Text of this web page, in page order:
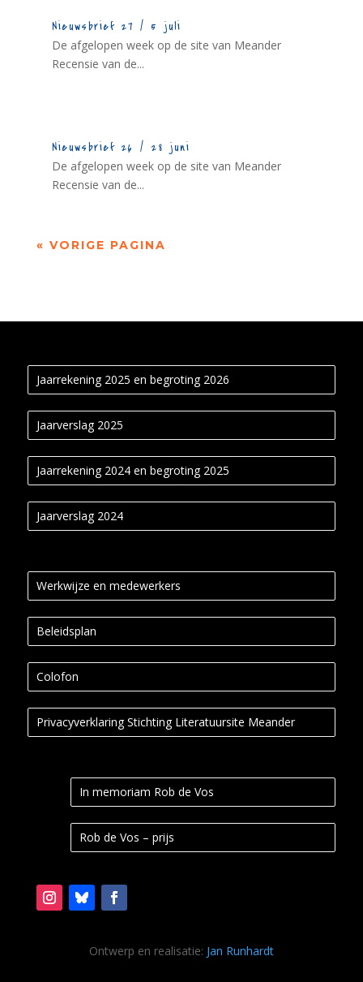
Nieuwsbrief 27 / 5 juli
De afgelopen week op de site van Meander
Recensie van de...
Nieuwsbrief 26 / 28 juni
De afgelopen week op de site van Meander
Recensie van de...
« VORIGE PAGINA
Jaarrekening 2025 en begroting 2026
Jaarverslag 2025
Jaarrekening 2024 en begroting 2025
Jaarverslag 2024
Werkwijze en medewerkers
Beleidsplan
Colofon
Privacyverklaring Stichting Literatuursite Meander
In memoriam Rob de Vos
Rob de Vos – prijs
Ontwerp en realisatie: Jan Runhardt